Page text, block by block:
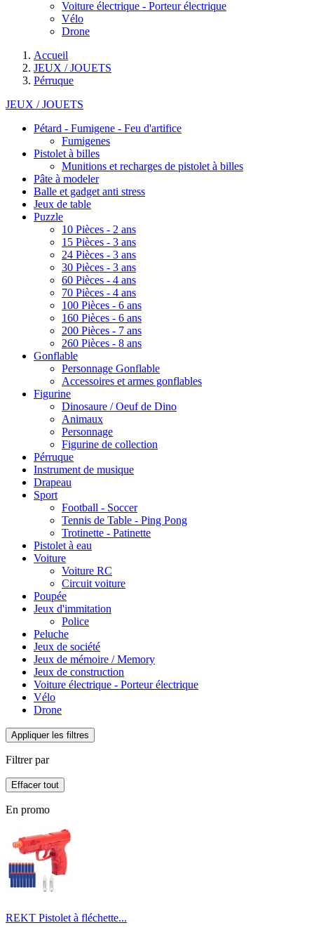
Voiture électrique - Porteur électrique
Vélo
Drone
Accueil
JEUX / JOUETS
Pérruque
JEUX / JOUETS
Pétard - Fumigene - Feu d'artifice
Fumigenes
Pistolet à billes
Munitions et recharges de pistolet à billes
Pâte à modeler
Balle et gadget anti stress
Jeux de table
Puzzle
10 Pièces - 2 ans
15 Pièces - 3 ans
24 Pièces - 3 ans
30 Pièces - 3 ans
60 Pièces - 4 ans
70 Pièces - 4 ans
100 Pièces - 6 ans
160 Pièces - 6 ans
200 Pièces - 7 ans
260 Pièces - 8 ans
Gonflable
Personnage Gonflable
Accessoires et armes gonflables
Figurine
Dinosaure / Oeuf de Dino
Animaux
Personnage
Figurine de collection
Pérruque
Instrument de musique
Drapeau
Sport
Football - Soccer
Tennis de Table - Ping Pong
Trotinette - Patinette
Pistolet à eau
Voiture
Voiture RC
Circuit voiture
Poupée
Jeux d'immitation
Police
Peluche
Jeux de société
Jeux de mémoire / Memory
Jeux de construction
Voiture électrique - Porteur électrique
Vélo
Drone
Appliquer les filtres
Filtrer par
Effacer tout
En promo
REKT Pistolet à fléchette...